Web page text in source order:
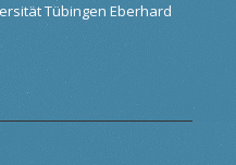
Tübingen Eberhard